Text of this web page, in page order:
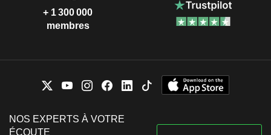
+ 1 300 000
membres
NOS EXPERTS À VOTRE
ÉCOUTE